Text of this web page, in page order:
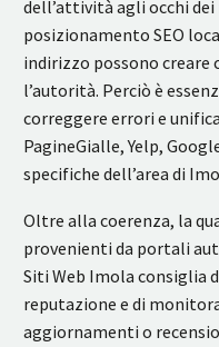
dell’attività agli occhi
posizionamento SEO
indirizzo possono
l’autorità. Perciò è
correggere errori e
PagineGialle, Yelp,
specifiche dell’area di
Oltre alla coerenza, la
provenienti da portali
Siti Web Imola consiglia
reputazione e di
aggiornamenti o